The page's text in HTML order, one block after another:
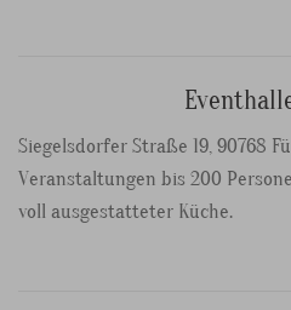
Siegelsdorfer Straße 19, 90768
Veranstaltungen bis 200
voll ausgestatteter Küche.